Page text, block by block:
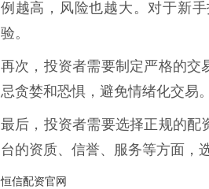
例越高，风险也越大。对于新
验。
再次，投资者需要制定严格的交
忌贪婪和恐惧，避免情绪化交易。
最后，投资者需要选择正规的配
台的资质、信誉、服务等方面，
恒信配资官网